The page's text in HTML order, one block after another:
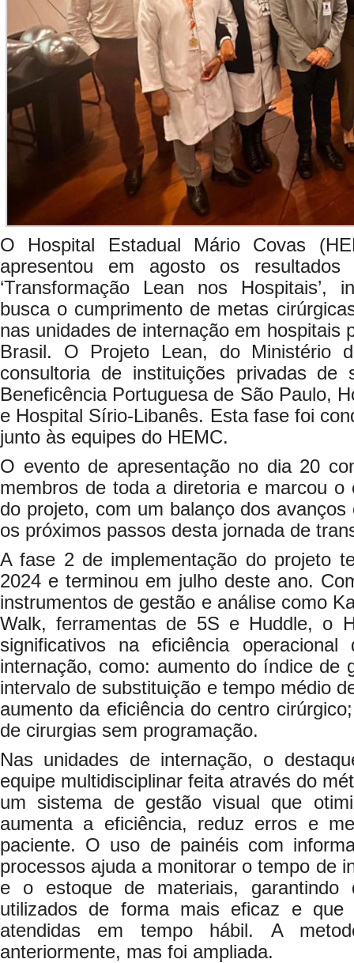
O Hospital Estadual Mário Covas
apresentou em agosto os
‘Transformação Lean nos Hospitais’,
busca o cumprimento de metas
nas unidades de internação em hospitais
Brasil. O Projeto Lean, do Ministério
consultoria de instituições privadas de
Beneficência Portuguesa de São Paulo,
e Hospital Sírio-Libanês. Esta fase foi
junto às equipes do HEMC.
O evento de apresentação no dia 20
membros de toda a diretoria e marcou o
do projeto, com um balanço dos
os próximos passos desta jornada de
A fase 2 de implementação do projeto
2024 e terminou em julho deste ano.
instrumentos de gestão e análise como
Walk, ferramentas de 5S e Huddle, o
significativos na eficiência
internação, como: aumento do índice de
intervalo de substituição e tempo médio
aumento da eficiência do centro
de cirurgias sem programação.
Nas unidades de internação, o
equipe multidisciplinar feita através do
um sistema de gestão visual que
aumenta a eficiência, reduz erros e
paciente. O uso de painéis com
processos ajuda a monitorar o tempo de
e o estoque de materiais, garantindo
utilizados de forma mais eficaz e que
atendidas em tempo hábil. A
anteriormente, mas foi ampliada.